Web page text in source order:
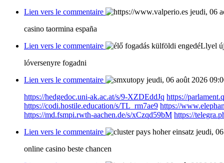
Lien vers le commentaire
jeudi, 06
casino taormina españa
Lien vers le commentaire
lóversenyre fogadni
Lien vers le commentaire
jeudi, 06 août 2026
https://hedgedoc.uni-ak.ac.at/s/9-XZDEddJq https://
https://codi.hostile.education/s/TL_rm7ae9 https://
https://md.fsmpi.rwth-aachen.de/s/xCzqd59bM https://
Lien vers le commentaire
jeudi,
online casino beste chancen